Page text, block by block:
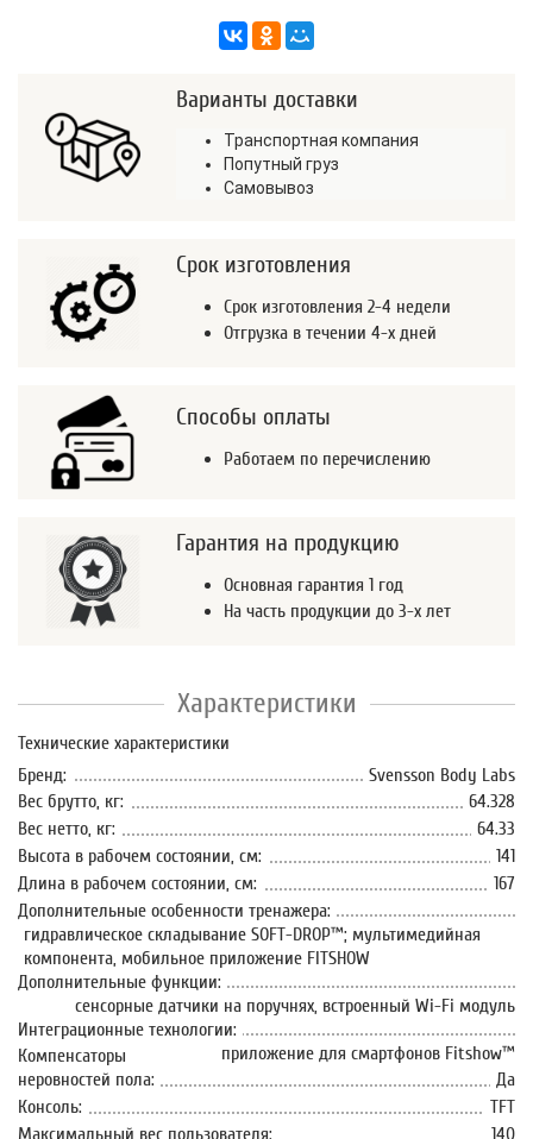
Варианты доставки
Транспортная компания
Попутный груз
Самовывоз
Срок изготовления
Срок изготовления 2-4 недели
Отгрузка в течении 4-х дней
Способы оплаты
Работаем по перечислению
Гарантия на продукцию
Основная гарантия 1 год
На часть продукции до 3-х лет
Характеристики
Технические характеристики
Бренд:
Svensson Body Labs
Вес брутто, кг:
64.328
Вес нетто, кг:
64.33
Высота в рабочем состоянии, см:
141
Длина в рабочем состоянии, см:
167
Дополнительные особенности тренажера:
гидравлическое складывание SOFT-DROP™; мультимедийная
компонента, мобильное приложение FITSHOW
Дополнительные функции:
сенсорные датчики на поручнях, встроенный Wi-Fi модуль
Интеграционные технологии:
приложение для смартфонов Fitshow™
Компенсаторы
неровностей пола:
Да
Консоль:
TFT
Максимальный вес пользователя:
140